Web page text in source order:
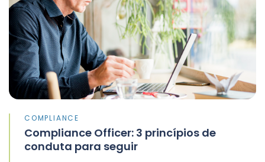
COMPLIANCE
Compliance Officer: 3 princípios de
conduta para seguir